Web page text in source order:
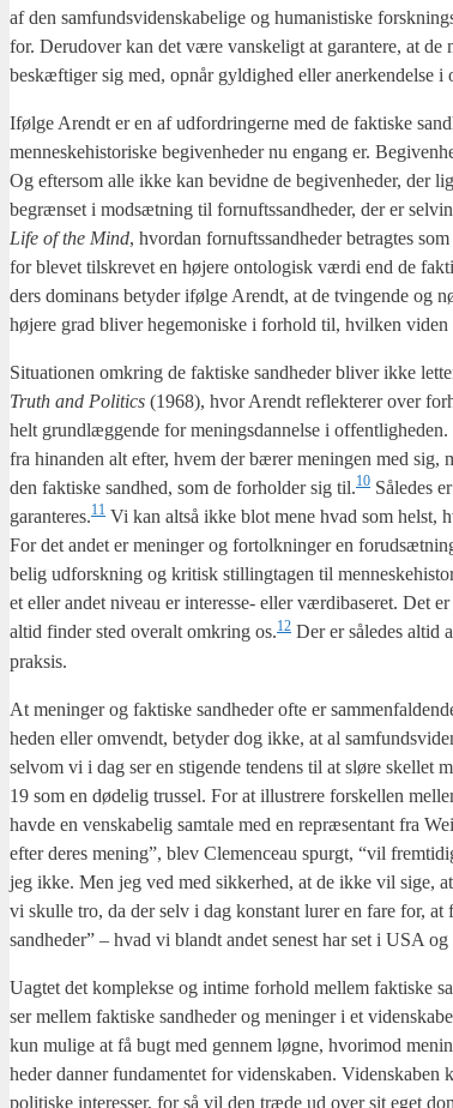
af den sam­funds­vi­den­ska­be­li­ge og huma­ni­sti­ske
for. Der­u­d­over kan det være van­ske­ligt at garan­te­re, at de
beskæf­ti­ger sig med, opnår gyl­dig­hed eller aner­ken­del­se
Iføl­ge Arendt er en af udfor­drin­ger­ne med de fak­ti­ske
men­ne­ske­hi­sto­ri­ske begi­ven­he­der nu engang er.
Og efter­som alle ikke kan bevid­ne de begi­ven­he­der, der
begræn­set i mod­sæt­ning til for­nufts­sand­he­der, der er
Life of the Mind, hvor­dan for­nufts­sand­he­der betrag­tes
for ble­vet til­skre­vet en høje­re onto­lo­gisk vær­di end de
ders domi­nans bety­der iføl­ge Arendt, at de tvin­gen­de og
høje­re grad bli­ver hege­mo­ni­ske i for­hold til, hvil­ken
Situ­a­tio­nen omkring de fak­ti­ske sand­he­der bli­ver ikke
Truth and Poli­ti­cs (1968), hvor Arendt reflek­te­rer over
helt grund­læg­gen­de for menings­dan­nel­se i
fra hin­an­den alt efter, hvem der bærer menin­gen med sig,
den fak­ti­ske sand­hed, som de for­hol­der sig til.10 Såle­des
garanteres.11 Vi kan alt­så ikke blot mene hvad som helst,
For det andet er menin­ger og for­tolk­nin­ger en
be­lig udforsk­ning og kri­tisk stil­ling­ta­gen til
et eller andet niveau er inte­res­se- eller vær­di­ba­se­ret. Det
altid fin­der sted overalt omkring os.12 Der er såle­des altid
prak­sis.
At menin­ger og fak­ti­ske sand­he­der ofte er
he­den eller omvendt, bety­der dog ikke, at al
selv­om vi i dag ser en sti­gen­de ten­dens til at slø­re
19 som en døde­lig trus­sel. For at illu­stre­re for­skel­len
hav­de en ven­ska­be­lig sam­ta­le med en repræ­sen­tant fra
efter deres mening”, blev Cle­men­ceau spurgt, “vil
jeg ikke. Men jeg ved med sik­ker­hed, at de ikke vil sige,
vi skul­le tro, da der selv i dag kon­stant lurer en fare for,
sand­he­der” – hvad vi blandt andet sene­st har set i USA og
Uag­tet det kom­plek­se og inti­me for­hold mel­lem fak­ti­ske
ser mel­lem fak­ti­ske sand­he­der og menin­ger i et
kun muli­ge at få bugt med gen­nem løg­ne, hvor­i­mod
he­der dan­ner fun­da­men­tet for viden­ska­ben.
poli­ti­ske inte­res­ser, for så vil den træ­de ud over sit eget